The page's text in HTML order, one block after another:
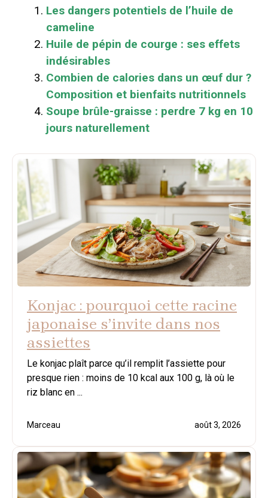
Les dangers potentiels de l’huile de
cameline
Huile de pépin de courge : ses effets
indésirables
Combien de calories dans un œuf dur ?
Composition et bienfaits nutritionnels
Soupe brûle-graisse : perdre 7 kg en 10
jours naturellement
Konjac : pourquoi cette racine
japonaise s’invite dans nos
assiettes
Le konjac plaît parce qu’il remplit l’assiette pour
presque rien : moins de 10 kcal aux 100 g, là où le
riz blanc en ...
Marceau août 3, 2026